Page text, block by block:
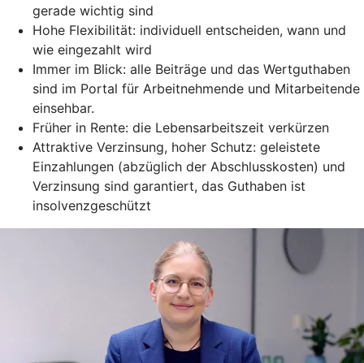
gerade wichtig sind
Hohe Flexibilität: individuell entscheiden, wann und
wie eingezahlt wird
Immer im Blick: alle Beiträge und das Wertguthaben
sind im Portal für Arbeitnehmende und Mitarbeitende
einsehbar.
Früher in Rente: die Lebensarbeitszeit verkürzen
Attraktive Verzinsung, hoher Schutz: geleistete
Einzahlungen (abzüglich der Abschlusskosten) und
Verzinsung sind garantiert, das Guthaben ist
insolvenzgeschützt